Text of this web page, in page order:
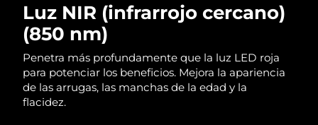
Luz NIR (infrarrojo cercano)
(850 nm)
Penetra más profundamente que la luz LED roja
para potenciar los beneficios. Mejora la apariencia
de las arrugas, las manchas de la edad y la
flacidez.
Países Bajos Entrega prevista8/08/26
Nueva Zelanda Entrega prevista 8/08/26
Noruega Entrega prevista